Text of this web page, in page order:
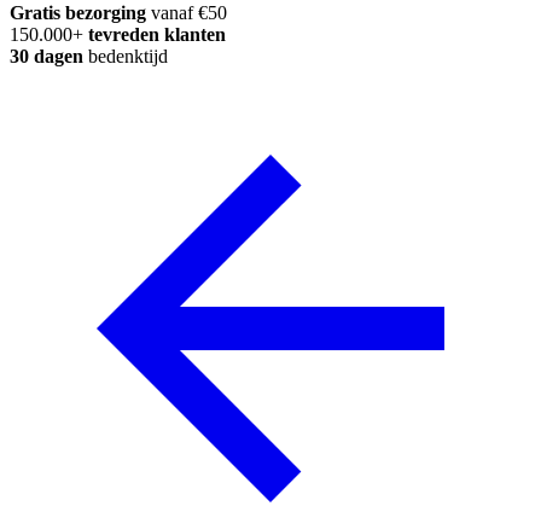
Gratis bezorging vanaf €50
150.000+ tevreden klanten
30 dagen bedenktijd